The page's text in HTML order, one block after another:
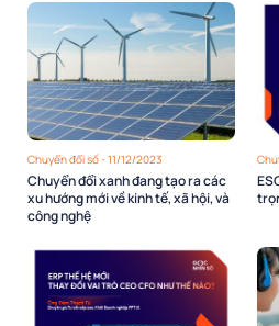
Chuyển đổi số - 11/12/2023
Chuyển đổi xanh đang tạo ra các
xu hướng mới về kinh tế, xã hội, và
công nghệ